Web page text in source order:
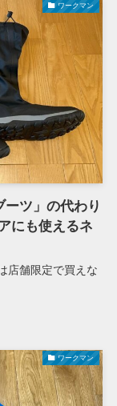
ワークマン
ーツ」の代わり
にも使えるネ
店舗限定で買えな
ワークマン